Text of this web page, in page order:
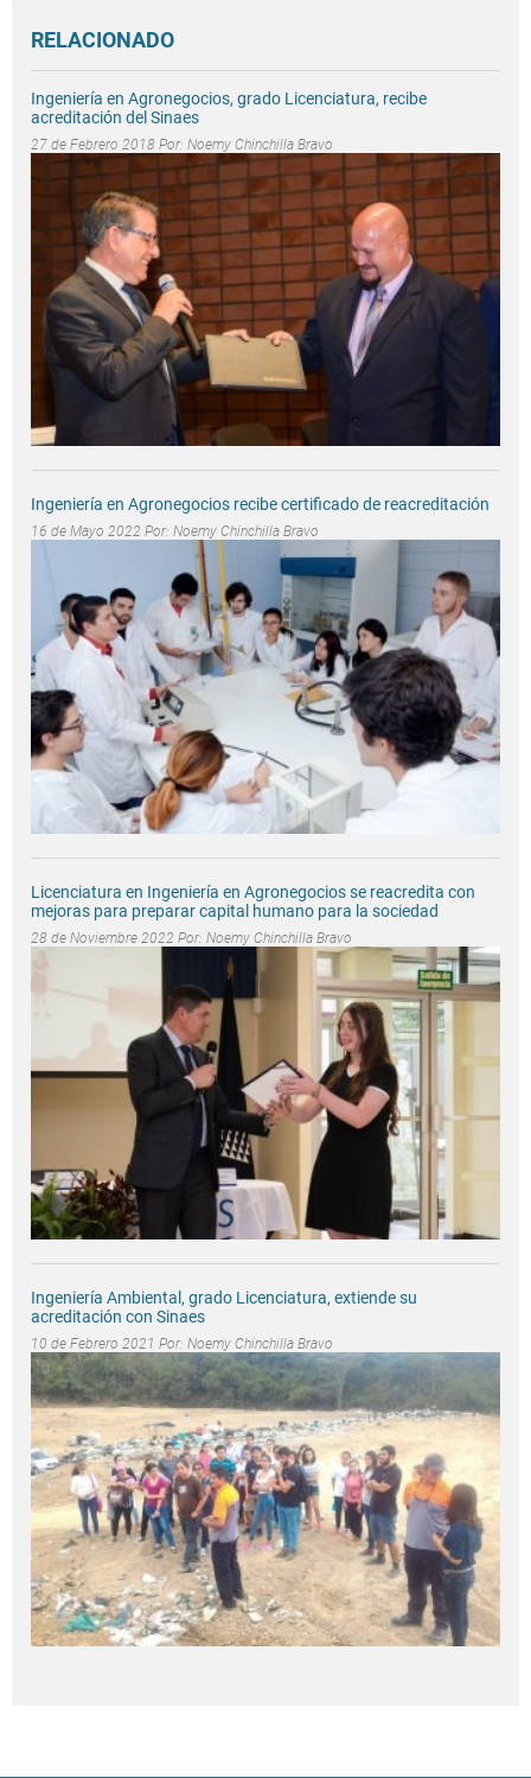
RELACIONADO
Ingeniería en Agronegocios, grado Licenciatura, recibe
acreditación del Sinaes
27 de Febrero 2018 Por: Noemy Chinchilla Bravo
Ingeniería en Agronegocios recibe certificado de reacreditación
16 de Mayo 2022 Por: Noemy Chinchilla Bravo
Licenciatura en Ingeniería en Agronegocios se reacredita con
mejoras para preparar capital humano para la sociedad
28 de Noviembre 2022 Por: Noemy Chinchilla Bravo
Ingeniería Ambiental, grado Licenciatura, extiende su
acreditación con Sinaes
10 de Febrero 2021 Por: Noemy Chinchilla Bravo